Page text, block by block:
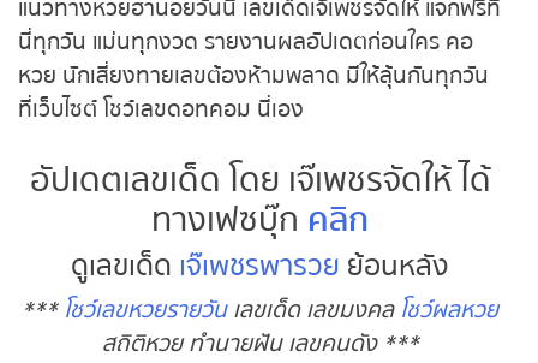
แนวทางหวยฮานอยวันนี้ เลขเด็ดเจ๊เพชรจัดให้ แจกฟรีที่
นี่ทุกวัน แม่นทุกงวด รายงานผลอัปเดตก่อนใคร คอ
หวย นักเสี่ยงทายเลขต้องห้ามพลาด มีให้ลุ้นกันทุกวัน
ที่เว็บไซต์ โชว์เลขดอทคอม นี่เอง
อัปเดตเลขเด็ด โดย เจ๊เพชรจัดให้ ได้
ทางเฟซบุ๊ก คลิก
ดูเลขเด็ด เจ๊เพชรพารวย ย้อนหลัง
*** โชว์เลขหวยรายวันเลขเด็ด เลขมงคล โชว์ผลหวย
สถิติหวย ทำนายฝัน เลขคนดัง ***